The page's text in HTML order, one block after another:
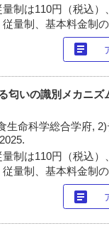
制は110円（税込）
量制、基本料金制
article
匂いの識別メカニズ
生命科学総合学府,
制は110円（税込）
量制、基本料金制
article